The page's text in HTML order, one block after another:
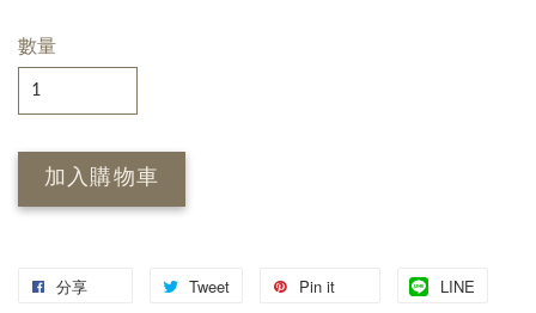
數量
加入購物車
分享 Tweet Pin it LINE